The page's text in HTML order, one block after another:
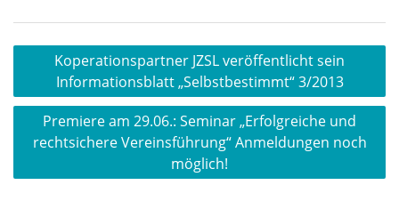
Beitragsnavigation
Koperationspartner JZSL veröffentlicht sein
Informationsblatt „Selbstbestimmt“ 3/2013
Premiere am 29.06.: Seminar „Erfolgreiche und
rechtsichere Vereinsführung“ Anmeldungen noch
möglich!